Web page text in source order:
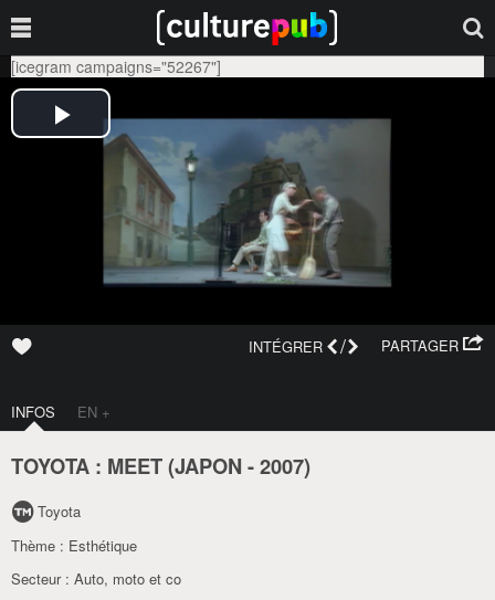
[icegram campaigns="52267"]
PARTAGER
INTÉGRER /
INFOS EN +
TOYOTA : MEET (JAPON -2007)
Toyota
Thème : Esthétique
Secteur : Auto, moto et co